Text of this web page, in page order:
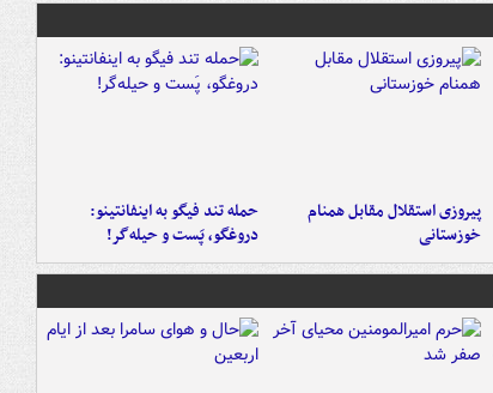
پیروزی استقلال مقابل همنام
خوزستانی
حمله تند فیگو به اینفانتینو:
دروغگو، پَست‌ و حیله‌گر!